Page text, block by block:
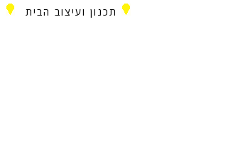
תכנון ועיצוב הבית